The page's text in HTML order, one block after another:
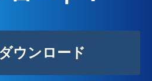
ウンロード